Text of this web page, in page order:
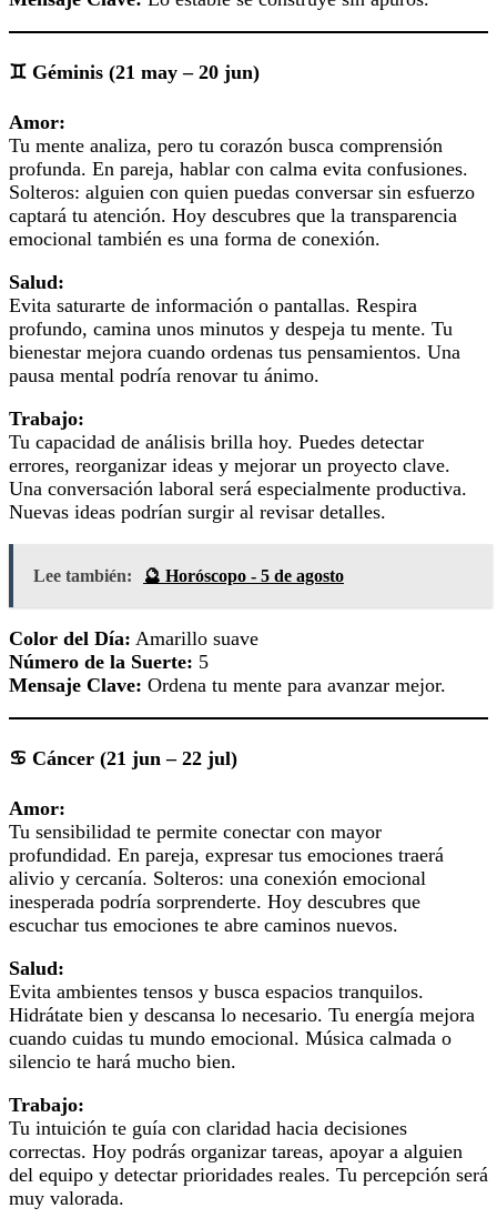
♊ Géminis (21 may – 20 jun)
Amor:
Tu mente analiza, pero tu corazón busca comprensión
profunda. En pareja, hablar con calma evita confusiones.
Solteros: alguien con quien puedas conversar sin esfuerzo
captará tu atención. Hoy descubres que la transparencia
emocional también es una forma de conexión.
Salud:
Evita saturarte de información o pantallas. Respira
profundo, camina unos minutos y despeja tu mente. Tu
bienestar mejora cuando ordenas tus pensamientos. Una
pausa mental podría renovar tu ánimo.
Trabajo:
Tu capacidad de análisis brilla hoy. Puedes detectar
errores, reorganizar ideas y mejorar un proyecto clave.
Una conversación laboral será especialmente productiva.
Nuevas ideas podrían surgir al revisar detalles.
Lee también: 🔮 Horóscopo - 5 de agosto
Color del Día: Amarillo suave
Número de la Suerte: 5
Mensaje Clave: Ordena tu mente para avanzar mejor.
♋ Cáncer (21 jun – 22 jul)
Amor:
Tu sensibilidad te permite conectar con mayor
profundidad. En pareja, expresar tus emociones traerá
alivio y cercanía. Solteros: una conexión emocional
inesperada podría sorprenderte. Hoy descubres que
escuchar tus emociones te abre caminos nuevos.
Salud:
Evita ambientes tensos y busca espacios tranquilos.
Hidrátate bien y descansa lo necesario. Tu energía mejora
cuando cuidas tu mundo emocional. Música calmada o
silencio te hará mucho bien.
Trabajo:
Tu intuición te guía con claridad hacia decisiones
correctas. Hoy podrás organizar tareas, apoyar a alguien
del equipo y detectar prioridades reales. Tu percepción será
muy valorada.